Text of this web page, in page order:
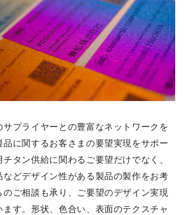
サプライヤーとの豊富なネットワークを
品に関するお客さまの要望実現をサポー
チタン供給に関わるご要望だけでなく、
などデザイン性がある製品の製作をお考
のご相談も承り、ご要望のデザイン実現
す。形状、色合い、表面のテクスチャ